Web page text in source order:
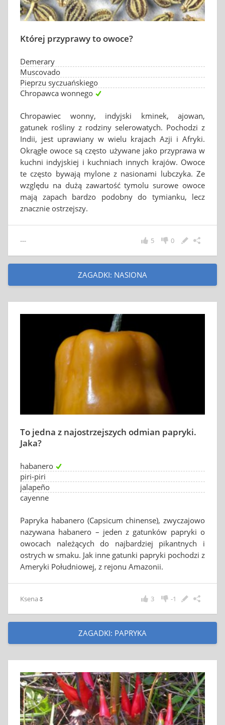
Której przyprawy to owoce?
Demerary
Muscovado
Pieprzu syczuańskiego
Chropawca wonnego
Chropawiec wonny, indyjski kminek, ajowan,
gatunek rośliny z rodziny selerowatych. Pochodzi z
Indii, jest uprawiany w wielu krajach Azji i Afryki.
Okrągłe owoce są często używane jako przyprawa w
kuchni indyjskiej i kuchniach innych krajów. Owoce
te często bywają mylone z nasionami lubczyka. Ze
względu na dużą zawartość tymolu surowe owoce
mają zapach bardzo podobny do tymianku, lecz
znacznie ostrzejszy.
--- 0
5
ZAGADKI: NASIONA
To jedna z najostrzejszych odmian papryki.
Jaka?
habanero
piri-piri
jalapeño
cayenne
Papryka habanero (Capsicum chinense), zwyczajowo
nazywana habanero – jeden z gatunków papryki o
owocach należących do najbardziej pikantnych i
ostrych w smaku. Jak inne gatunki papryki pochodzi z
Ameryki Południowej, z rejonu Amazonii.
Ksena🌷 -1
3
ZAGADKI: PAPRYKA